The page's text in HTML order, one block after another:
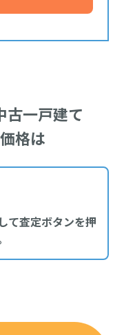
古一戸建て
格は